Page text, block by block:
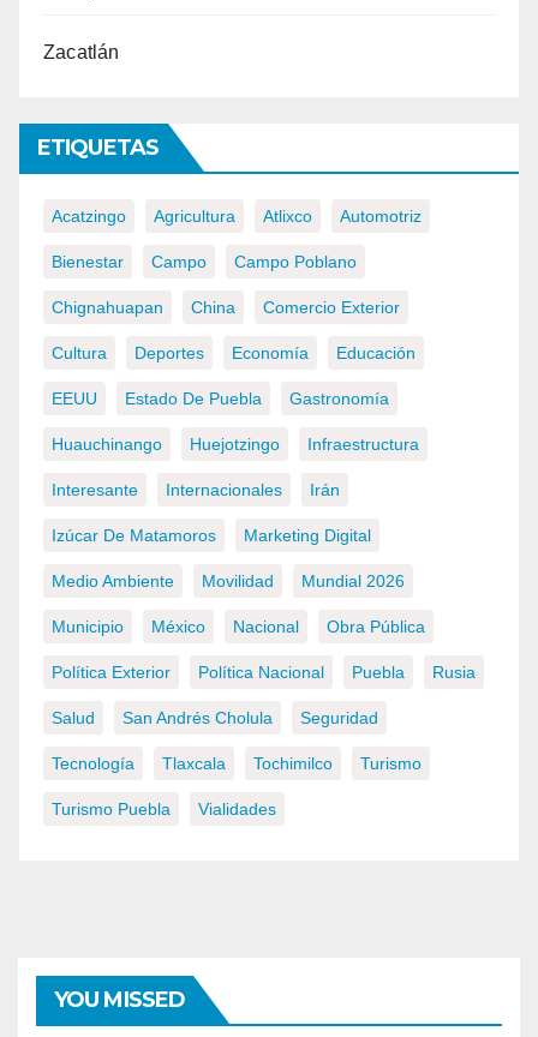
Zacatlán
ETIQUETAS
Acatzingo Agricultura Atlixco Automotriz
Bienestar Campo Campo Poblano
Chignahuapan China Comercio Exterior
Cultura Deportes Economía Educación
EEUU Estado De Puebla Gastronomía
Huauchinango Huejotzingo Infraestructura
Interesante Internacionales Irán
Izúcar De Matamoros Marketing Digital
Medio Ambiente Movilidad Mundial 2026
Municipio México Nacional Obra Pública
Política Exterior Política Nacional Puebla Rusia
Salud San Andrés Cholula Seguridad
Tecnología Tlaxcala Tochimilco Turismo
Turismo Puebla Vialidades
YOU MISSED